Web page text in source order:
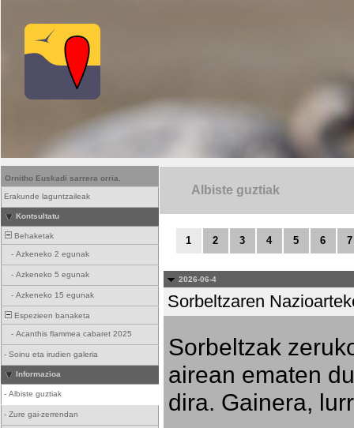
Ornitho Euskadi sarrera orria.
Erakunde laguntzaileak
Kontsultatu
Behaketak
- Azkeneko 2 egunak
- Azkeneko 5 egunak
- Azkeneko 15 egunak
Espezieen banaketa
- Acanthis flammea cabaret 2025
- Soinu eta irudien galeria
Informazioa
- Albiste guztiak
- Zure gai-zerrendan
Albiste guztiak
1 2 3 4 5 6 7
2026-06-4
Sorbeltzaren
Sorbeltzak
airean ematen
dira. Gainera,